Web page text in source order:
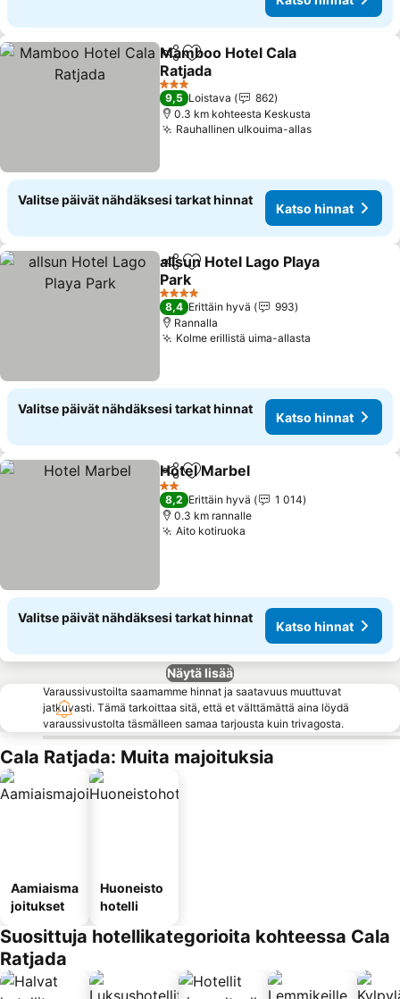
Jaa Lisää suosikkeihin
Mamboo Hotel Cala
Ratjada
3 Tähtiluokitus
9,5 Loistava
862
0.3 km kohteesta Keskusta
Rauhallinen ulkouima-allas
Valitse päivät nähdäksesi tarkat hinnat
Katso hinnat
Jaa Lisää suosikkeihin
allsun Hotel Lago Playa
Park
4 Tähtiluokitus
8,4 Erittäin hyvä
993
Rannalla
Kolme erillistä uima-allasta
Valitse päivät nähdäksesi tarkat hinnat
Katso hinnat
Jaa Lisää suosikkeihin
Hotel Marbel
2 Tähtiluokitus
8,2 Erittäin hyvä
1 014
0.3 km rannalle
Aito kotiruoka
Valitse päivät nähdäksesi tarkat hinnat
Katso hinnat
Näytä lisää
Varaussivustoilta saamamme hinnat ja saatavuus muuttuvat
jatkuvasti. Tämä tarkoittaa sitä, että et välttämättä aina löydä
varaussivustolta täsmälleen samaa tarjousta kuin trivagosta.
Cala Ratjada: Muita majoituksia
Aamiaisma
joitukset
Huoneisto
hotelli
Suosittuja hotellikategorioita kohteessa Cala
Ratjada